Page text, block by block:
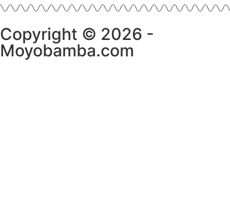
Copyright © 2026 -
Moyobamba.com